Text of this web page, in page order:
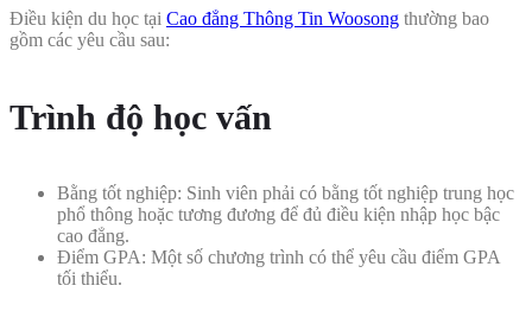
Điều kiện du học tại Cao đẳng Thông Tin Woosong thường bao
gồm các yêu cầu sau:
Trình độ học vấn
Bằng tốt nghiệp: Sinh viên phải có bằng tốt nghiệp trung học
phổ thông hoặc tương đương để đủ điều kiện nhập học bậc
cao đẳng.
Điểm GPA: Một số chương trình có thể yêu cầu điểm GPA
tối thiểu.